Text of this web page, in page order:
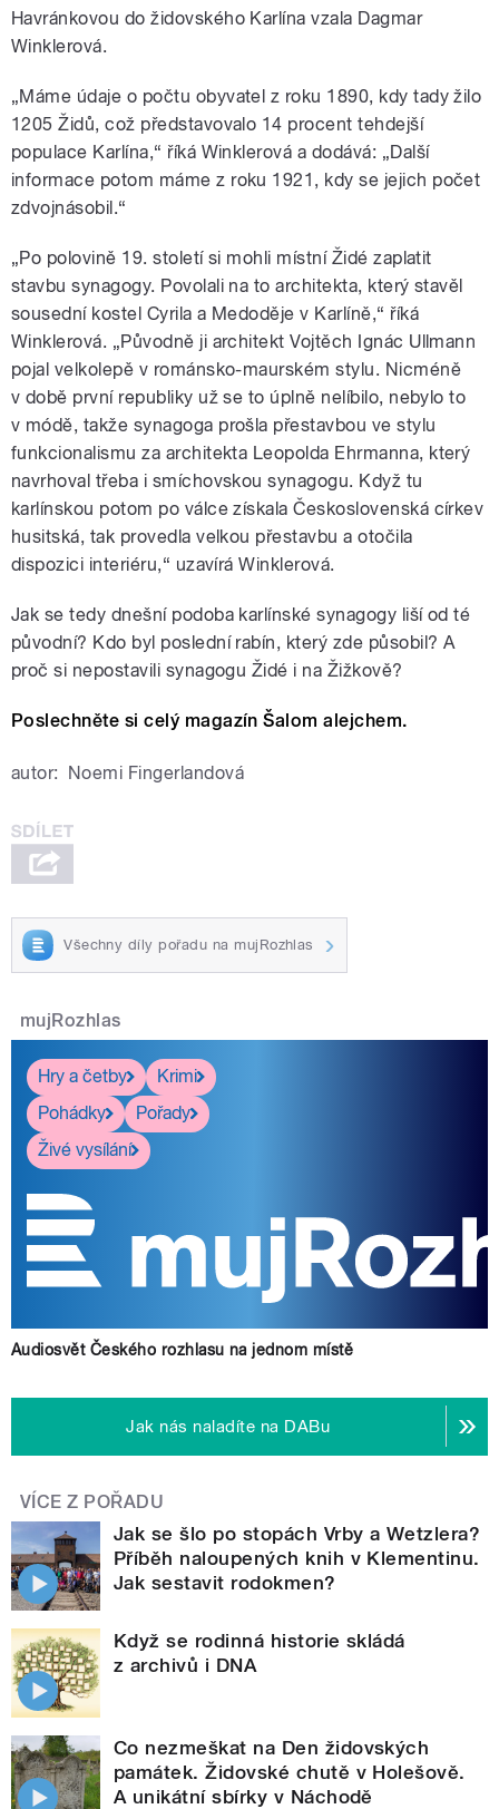
Havránkovou do židovského Karlína vzala Dagmar
Winklerová.
„Máme údaje o počtu obyvatel z roku 1890, kdy tady žilo
1205 Židů, což představovalo 14 procent tehdejší
populace Karlína,“ říká Winklerová a dodává: „Další
informace potom máme z roku 1921, kdy se jejich počet
zdvojnásobil.“
„Po polovině 19. století si mohli místní Židé zaplatit
stavbu synagogy. Povolali na to architekta, který stavěl
sousední kostel Cyrila a Medoděje v Karlíně,“ říká
Winklerová. „Původně ji architekt Vojtěch Ignác Ullmann
pojal velkolepě v románsko-maurském stylu. Nicméně
v době první republiky už se to úplně nelíbilo, nebylo to
v módě, takže synagoga prošla přestavbou ve stylu
funkcionalismu za architekta Leopolda Ehrmanna, který
navrhoval třeba i smíchovskou synagogu. Když tu
karlínskou potom po válce získala Československá církev
husitská, tak provedla velkou přestavbu a otočila
dispozici interiéru,“ uzavírá Winklerová.
Jak se tedy dnešní podoba karlínské synagogy liší od té
původní? Kdo byl poslední rabín, který zde působil? A
proč si nepostavili synagogu Židé i na Žižkově?
Poslechněte si celý magazín Šalom alejchem.
autor: Noemi Fingerlandová
Všechny díly pořadu na mujRozhlas
mujRozhlas
Hry a četby
Krimi
Pohádky
Pořady
Živé vysílání
Audiosvět Českého rozhlasu na jednom místě
Jak nás naladíte na DABu
VÍCE Z POŘADU
Jak se šlo po stopách Vrby a Wetzlera?
Příběh naloupených knih v Klementinu.
Jak sestavit rodokmen?
Když se rodinná historie skládá
z archivů i DNA
Co nezmeškat na Den židovských
památek. Židovské chutě v Holešově.
A unikátní sbírky v Náchodě